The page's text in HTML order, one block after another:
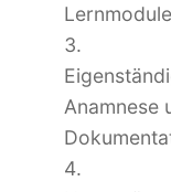
Anamnese